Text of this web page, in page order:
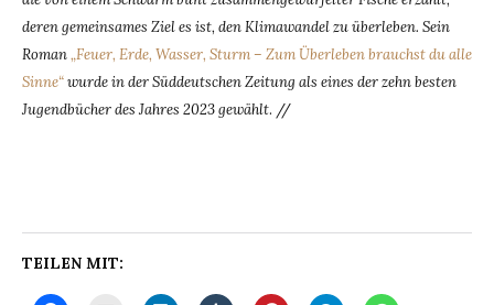
deren gemeinsames Ziel es ist, den Klimawandel zu überleben. Sein
Roman„Feuer, Erde, Wasser, Sturm – Zum Überleben brauchst du alle
Sinne“wurde in der Süddeutschen Zeitung als eines der zehn besten
Jugendbücher des Jahres 2023 gewählt. //
TEILEN MIT: